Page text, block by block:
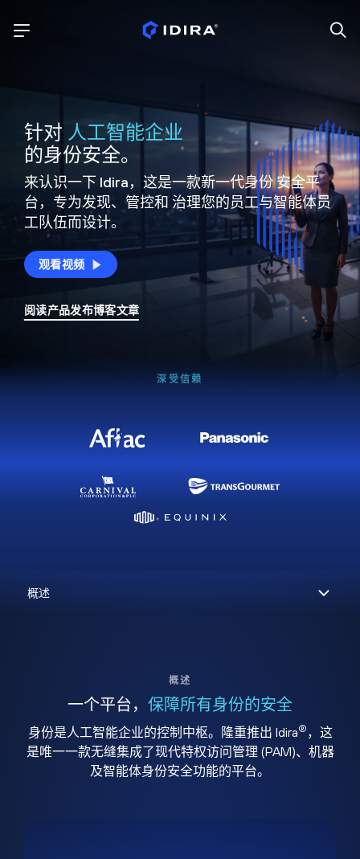
针对 人工智能企业
的身份安全。
来认识一下 Idira，这是一款新一代身份安全平
台，专为发现、管控和 治理您的员工与智能体员
工队伍而设计。
观看视频
阅读产品发布博客文章
深受信赖
概述
一个平台， 保障所有身份的安全
身份是人工智能企业的控制中枢。隆重推出 Idira® ，这
是唯一一款无缝集成了现代特权访问管理 (PAM)、机器
及智能体身份安全功能的平台。